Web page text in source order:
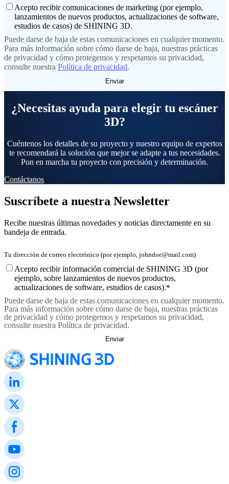
MetiSmile
Unidades de postprocesado
FabWashNUEVO
FabCure N2
FabCure 2
Ver todos los productos
Contáctanos
Acepto recibir comunicaciones de marketing (por ejemplo,
lanzamientos de nuevos productos, actualizaciones de software,
estudios de casos) de SHINING 3D.
Puede darse de baja de estas comunicaciones en cualquier momento.
Para más información sobre cómo darse de baja, nuestras prácticas
de privacidad y cómo protegemos y respetamos su privacidad,
consulte nuestra Política de privacidad.
¿Necesitas ayuda para elegir tu escáner
3D?
Cuéntenos los detalles de su proyecto y nuestro equipo de expertos
te recomendará la solución que mejor se adapte a tus necesidades.
Pon en marcha tu proyecto con precisión y determinación.
Contáctanos
Suscríbete a nuestra Newsletter
Recibe nuestras últimas novedades y noticias directamente en su
bandeja de entrada.
Acepto recibir información comercial de SHINING 3D (por
ejemplo, sobre lanzamientos de nuevos productos,
actualizaciones de software, estudios de casos).*
Puede darse de baja de estas comunicaciones en cualquier momento.
Para más información sobre cómo darse de baja, nuestras prácticas
de privacidad y cómo protegemos y respetamos su privacidad,
consulte nuestra Política de privacidad.